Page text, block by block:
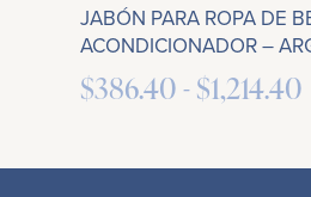
JABÓN PARA ROPA DE
ACONDICIONADOR –
$386.40-$1,214.40